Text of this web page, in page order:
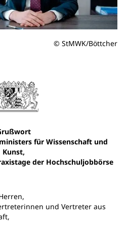
© StMWK/Böttcher
für Wissenschaft und
Kunst,
der Hochschuljobbörse
und Vertreter aus